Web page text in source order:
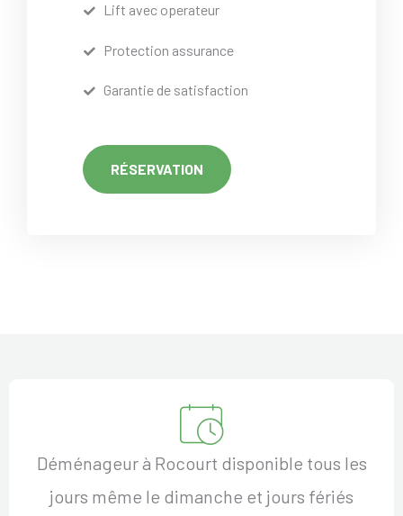
Lift avec operateur
Protection assurance
Garantie de satisfaction
RÉSERVATION
Déménageur à Rocourt disponible tous les
jours même le dimanche et jours fériés